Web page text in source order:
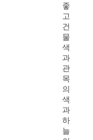
좋
고
건
물
색
과
관
목
의
색
과
하
늘